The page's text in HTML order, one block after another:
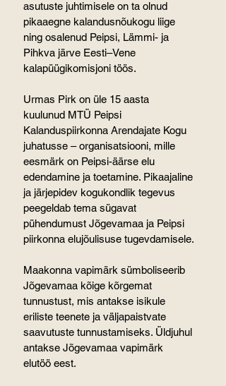
asutuste juhtimisele on ta olnud
pikaaegne kalandusnõukogu liige
ning osalenud Peipsi, Lämmi- ja
Pihkva järve Eesti–Vene
kalapüügikomisjoni töös.
Urmas Pirk on üle 15 aasta
kuulunud MTÜ Peipsi
Kalanduspiirkonna Arendajate Kogu
juhatusse – organisatsiooni, mille
eesmärk on Peipsi-äärse elu
edendamine ja toetamine. Pikaajaline
ja järjepidev kogukondlik tegevus
peegeldab tema sügavat
pühendumust Jõgevamaa ja Peipsi
piirkonna elujõulisuse tugevdamisele.
Maakonna vapimärk sümboliseerib
Jõgevamaa kõige kõrgemat
tunnustust, mis antakse isikule
eriliste teenete ja väljapaistvate
saavutuste tunnustamiseks. Üldjuhul
antakse Jõgevamaa vapimärk
elutöö eest.